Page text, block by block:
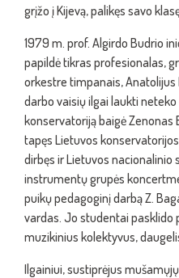
grįžo į Kijevą, palikęs savo
1979 m. prof. Algirdo Budrio
papildė tikras profesionalas,
orkestre timpanais,
darbo vaisių ilgai laukti neteko
konservatoriją baigė
tapęs Lietuvos
dirbęs ir Lietuvos
instrumentų grupės
puikų pedagoginį darbą Z.
vardas. Jo studentai pasklido
muzikinius kolektyvus,
Ilgainiui, sustiprėjus